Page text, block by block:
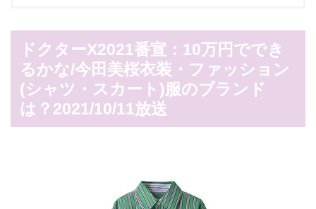
ドクターX2021番宣：10万円ででき
るかな/今田美桜衣装・ファッション
(シャツ・スカート)服のブランド
は？2021/10/11放送